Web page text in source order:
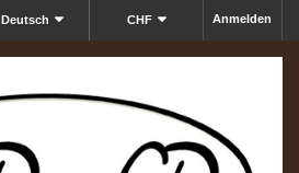
Anmelden
CHF
Deutsch